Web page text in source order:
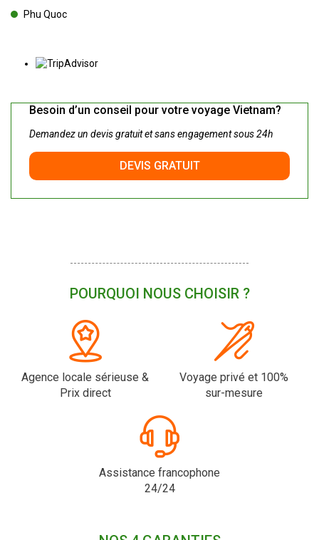
Phu Quoc
Besoin d’un conseil pour votre voyage Vietnam?
Demandez un devis gratuit et sans engagement sous 24h
DEVIS GRATUIT
POURQUOI NOUS CHOISIR ?
Agence locale sérieuse &
Prix direct
Voyage privé et 100%
sur-mesure
Assistance francophone
24/24